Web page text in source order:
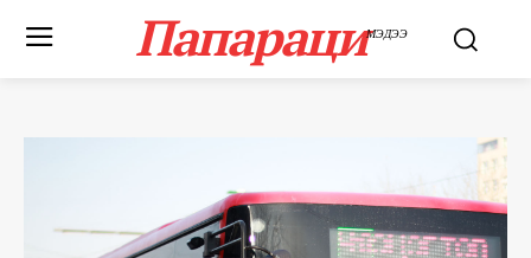
ПапарациМЭДЭЭ